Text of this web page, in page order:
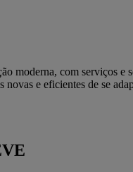
moderna, com serviços
e eficientes de se